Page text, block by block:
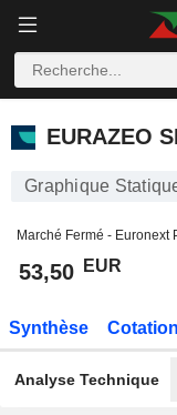
EURAZEO SE
EURAZEO
Graphique
Marché Fermé - Euronext
53,50 EUR
Synthèse
Analyse Technique